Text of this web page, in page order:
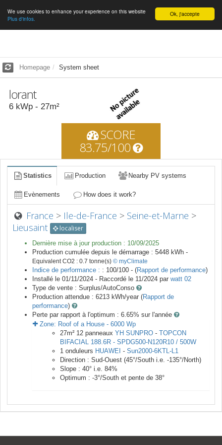
English Ok, j'accepte
We use cookies to enhance your experience on this website
Plus d'infos.
Homepage System sheet
lorant
6 kWp - 27m²
SCORE
83.75/100
Statistics Production Nearby PV systems
Evènements How does it work?
France > Ile-de-France > Seine-et-Marne >
Lieusaint
localiser
Dernière mise à jour production : 10/09/2025
Production cumulée depuis le démarrage : 5448 kWh -
Equivalent CO2 : 0.7 tonne(s) © myClimate
Indice de performance : : 100/100 - (Rapport de performance)
Installé le 01/11/2024 - Raccordé le 11/2024 par watt 02
Type de vente : Surplus/AutoConso
Production attendue : 6213 kWh/year (Rapport de
performance)
Perte par rapport à l'optimum : 6.65% sur l'année
Zone: Roof of a House - 6000 Wp
27m² 12 panneaux YH SUNPRO - TOPCON
BIFACIAL 188.6R - SPDG500-N120R10 / 500W
1 onduleurs HUAWEI - Sun2000-6KTL-L1
Direction : Sud-Ouest (45°/South i.e. -135°/North)
Slope : 40° i.e. 84%
Optimum : -3°/South et pente de 38°